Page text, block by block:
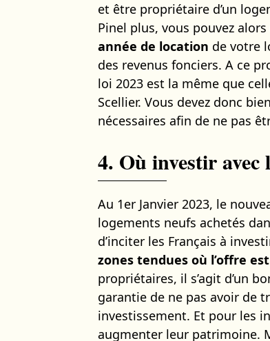
et être propriétaire d’un
Pinel plus, vous pouvez alors
année de location de votre
des revenus fonciers. A ce
loi 2023 est la même que
Scellier. Vous devez donc
nécessaires afin de ne pas
4. Où investir
Au 1er Janvier 2023, le
logements neufs achetés
d’inciter les Français à
zones tendues où l’offre
propriétaires, il s’agit d’un
garantie de ne pas avoir de
investissement. Et pour les
augmenter leur patrimoine.